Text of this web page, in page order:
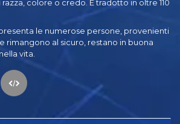
colore o credo. È tradotto in oltre 110
le numerose persone, provenienti
rimangono al sicuro, restano in buona
vita.